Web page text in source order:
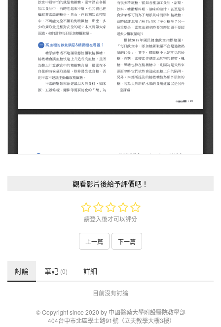
觀看影片後給予評價吧！
請登入後才可以評分
上一篇 下一篇
討論 筆記 (0) 詳細
目前沒有討論
© Copyright since 2020 by 中國醫藥大學附設醫院教學部
404台中市北區學士路91號（立夫教學大樓3樓）